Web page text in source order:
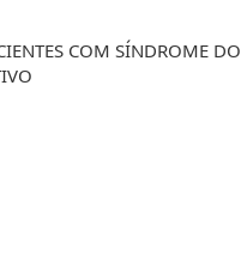
COM SÍNDROME DO